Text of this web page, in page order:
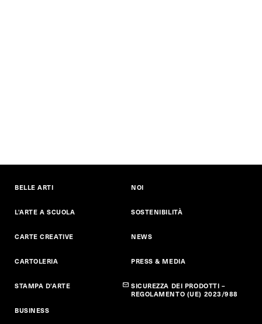
BELLE ARTI
L'ARTE A SCUOLA
CARTE CREATIVE
CARTOLERIA
STAMPA D'ARTE
BUSINESS
NOI
SOSTENIBILITÀ
NEWS
PRESS & MEDIA
SICUREZZA DEI PRODOTTI –
REGOLAMENTO (UE) 2023/988